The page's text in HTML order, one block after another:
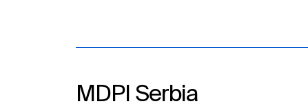
buduće generacije naučnika.
hemijska jedinjenja. Jednako
MDPI Serbia